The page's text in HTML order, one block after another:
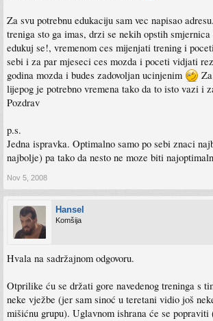
Za svu potrebnu edukaciju sam vec napisao
treniga sto ga imas, drzi se nekih opstih
edukuj se!, vremenom ces mijenjati trening i
sebi i za par mjeseci ces mozda i poceti vidjati
godina mozda i budes zadovoljan ucinjenim
lijepog je potrebno vremena tako da to isto vazi i
Pozdrav
p.s.
Jedna ispravka. Optimalno samo po sebi znaci
najbolje) pa tako da nesto ne moze biti
Nov 5, 2008
Hansel
Komšija
Hvala na sadržajnom odgovoru.
Otprilike ću se držati gore navedenog treninga s
neke vježbe (jer sam sinoć u teretani vidio još
mišićnu grupu). Uglavnom ishrana će se popraviti